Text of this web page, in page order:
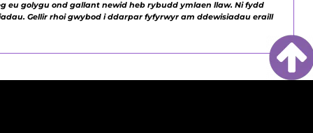
eu golygu ond gallant newid heb rybudd ymlaen llaw. Ni fydd
Gellir rhoi gwybod i ddarpar fyfyrwyr am ddewisiadau eraill